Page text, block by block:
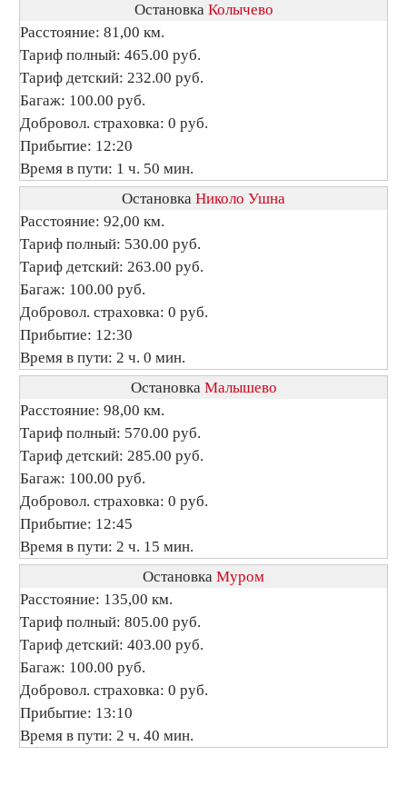
Остановка Колычево
Расстояние: 81,00 км.
Тариф полный: 465.00 руб.
Тариф детский: 232.00 руб.
Багаж: 100.00 руб.
Добровол. страховка: 0 руб.
Прибытие: 12:20
Время в пути: 1 ч. 50 мин.
Остановка Николо Ушна
Расстояние: 92,00 км.
Тариф полный: 530.00 руб.
Тариф детский: 263.00 руб.
Багаж: 100.00 руб.
Добровол. страховка: 0 руб.
Прибытие: 12:30
Время в пути: 2 ч. 0 мин.
Остановка Малышево
Расстояние: 98,00 км.
Тариф полный: 570.00 руб.
Тариф детский: 285.00 руб.
Багаж: 100.00 руб.
Добровол. страховка: 0 руб.
Прибытие: 12:45
Время в пути: 2 ч. 15 мин.
Остановка Муром
Расстояние: 135,00 км.
Тариф полный: 805.00 руб.
Тариф детский: 403.00 руб.
Багаж: 100.00 руб.
Добровол. страховка: 0 руб.
Прибытие: 13:10
Время в пути: 2 ч. 40 мин.